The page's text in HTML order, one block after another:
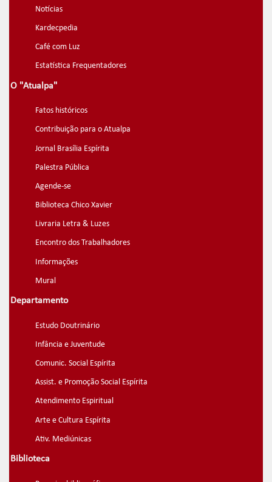
Notícias
Kardecpedia
Café com Luz
Estatística Frequentadores
O "Atualpa"
Fatos históricos
Contribuição para o Atualpa
Jornal Brasília Espírita
Palestra Pública
Agende-se
Biblioteca Chico Xavier
Livraria Letra & Luzes
Encontro dos Trabalhadores
Informações
Mural
Departamento
Estudo Doutrinário
Infância e Juventude
Comunic. Social Espírita
Assist. e Promoção Social Espírita
Atendimento Espiritual
Arte e Cultura Espírita
Ativ. Mediúnicas
Biblioteca